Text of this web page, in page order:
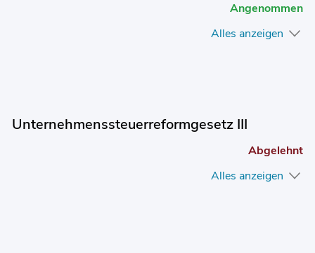
Angenommen
Alles anzeigen
Unternehmenssteuerreformgesetz III
Abgelehnt
Alles anzeigen